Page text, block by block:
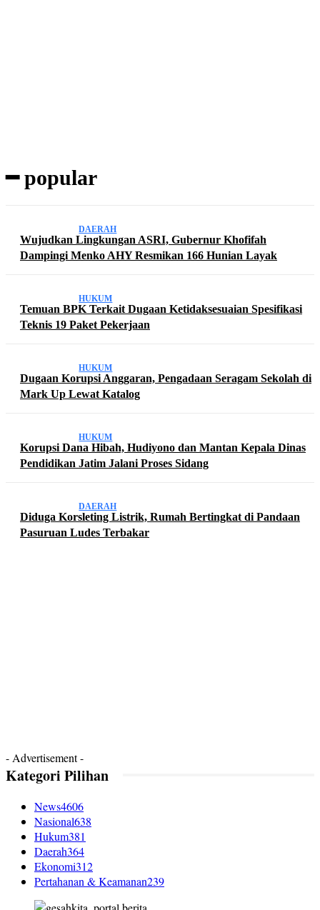
━ popular
DAERAH
Wujudkan Lingkungan ASRI, Gubernur Khofifah
Dampingi Menko AHY Resmikan 166 Hunian Layak
HUKUM
Temuan BPK Terkait Dugaan Ketidaksesuaian Spesifikasi
Teknis 19 Paket Pekerjaan
HUKUM
Dugaan Korupsi Anggaran, Pengadaan Seragam Sekolah di
Mark Up Lewat Katalog
HUKUM
Korupsi Dana Hibah, Hudiyono dan Mantan Kepala Dinas
Pendidikan Jatim Jalani Proses Sidang
DAERAH
Diduga Korsleting Listrik, Rumah Bertingkat di Pandaan
Pasuruan Ludes Terbakar
- Advertisement -
Kategori Pilihan
News4606
Nasional638
Hukum381
Daerah364
Ekonomi312
Pertahanan & Keamanan239